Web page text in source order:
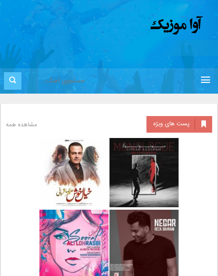
پست های ویژه مشاهده همه
دانلود آلبوم جدید سیروان
خسروی بنام مونولوگ
دانلود آهنگ جدید علیرضا
قربانی بنام خیال خوش